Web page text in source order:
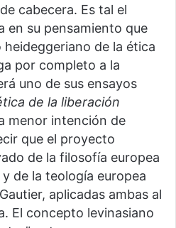
cabecera. Es tal el
en su pensamiento que
de la ética
por completo a la
uno de sus ensayos
de la liberación
menor intención de
que el proyecto
de la filosofía europea
de la teología europea
aplicadas ambas al
El concepto levinasiano